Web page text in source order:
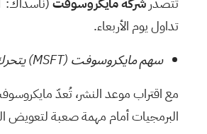
تداول يوم الأربعاء.
سهم مايكروسوفت (MSFT)
البرمجيات أمام مهمة صعبة لتعويض